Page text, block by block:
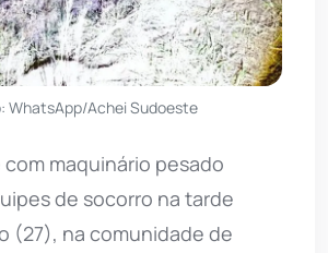
WhatsApp/Achei Sudoeste
maquinário pesado
de socorro na tarde
(27), na comunidade de